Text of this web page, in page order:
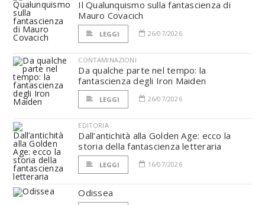
Il Qualunquismo sulla fantascienza di
Mauro Covacich
LEGGI 26/07/2026
CONTAMINAZIONI
Da qualche parte nel tempo: la
fantascienza degli Iron Maiden
LEGGI 26/07/2026
EDITORIA
Dall’antichità alla Golden Age: ecco la
storia della fantascienza letteraria
LEGGI 16/07/2026
Odissea